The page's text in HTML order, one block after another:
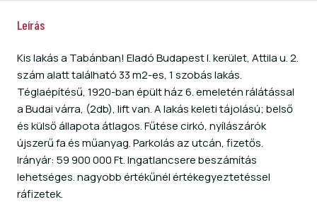
Leírás
Kis lakás a Tabánban! Eladó Budapest I. kerület, Attila u. 2.
szám alatt található 33 m2-es, 1 szobás lakás.
Téglaépítésű, 1920-ban épült ház 6. emeletén rálátással
a Budai várra, (2db), lift van. A lakás keleti tájolású; belső
és külső állapota átlagos. Fűtése cirkó, nyílászárók
újszerű fa és műanyag. Parkolás az utcán, fizetős.
Irányár: 59 900 000 Ft. Ingatlancsere beszámítás
lehetséges. nagyobb értékűnél értékegyeztetéssel
ráfizetek.